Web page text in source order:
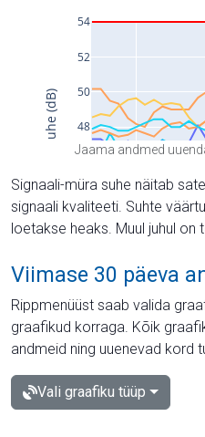
Jaama andmed
Signaali-müra suhe näitab
signaali kvaliteeti. Suhte
loetakse heaks. Muul juhul on
Viimase 30 päeva
Rippmenüüst saab valida
graafikud korraga. Kõik
andmeid ning uuenevad kord
Vali graafiku tüüp